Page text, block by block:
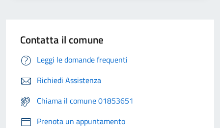
Contatta il comune
Leggi le domande frequenti
Richiedi Assistenza
Chiama il comune 01853651
Prenota un appuntamento